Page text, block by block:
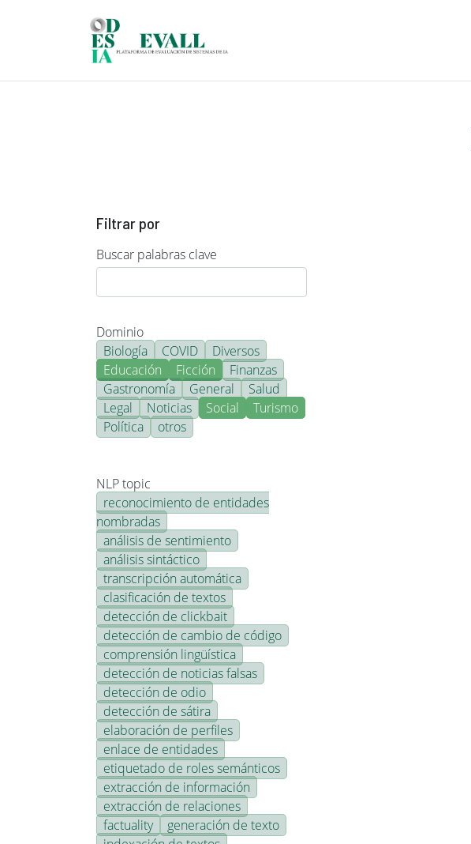
Filtrar por
Buscar palabras clave
Dominio
Biología
COVID
Diversos
Educación
Ficción
Finanzas
Gastronomía
General
Salud
Legal
Noticias Social
Turismo
Política
otros
NLP topic
reconocimiento de entidades
nombradas
análisis de sentimiento
análisis sintáctico
transcripción automática
clasificación de textos
detección de clickbait
detección de cambio de código
comprensión lingüística
detección de noticias falsas
detección de odio
detección de sátira
elaboración de perfiles
enlace de entidades
etiquetado de roles semánticos
extracción de información
extracción de relaciones
factuality
generación de texto